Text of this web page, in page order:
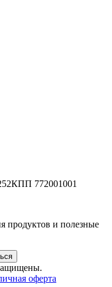
КПП 772001001
продуктов и полезные
оферта